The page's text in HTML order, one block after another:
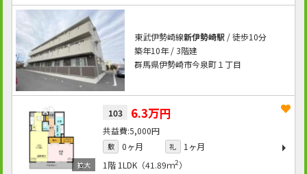
東武伊勢崎線新伊勢崎駅/ 徒歩10分
築年10年 / 3階建
群馬県伊勢崎市今泉町１丁目
103 6.3万円
5,000円
敷 0ヶ月 礼
1ヶ月
1階 1LDK（41.89ｍ2）